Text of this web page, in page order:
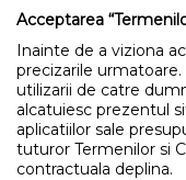
Acceptarea
Inainte de a viziona
precizarile
utilizarii de catre
alcatuiesc prezentul
aplicatiilor sale
tuturor Termenilor si
contractuala deplina.